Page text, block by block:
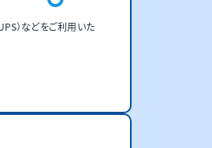
）などをご利用いた